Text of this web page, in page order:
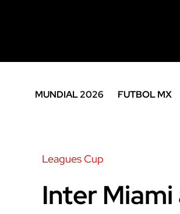
MUNDIAL 2026 FUTBOL MX
Leagues Cup
Inter